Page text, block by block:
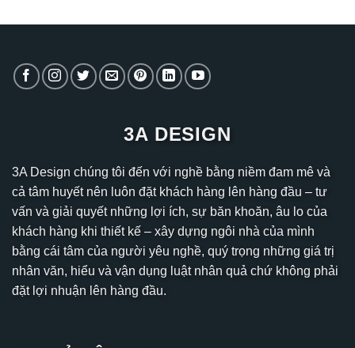
3A DESIGN
3A Design chúng tôi đến với nghề bằng niềm đam mê và
cả tâm huyết nên luôn đặt khách hàng lên hàng đầu – tư
vấn và giải quyết những lợi ích, sự băn khoăn, âu lo của
khách hàng khi thiết kế – xây dựng ngôi nhà của mình
bằng cái tâm của người yêu nghề, quý trọng những giá trị
nhân văn, hiểu và vận dụng luật nhân quả chứ không phải
đặt lợi nhuận lên hàng đầu.